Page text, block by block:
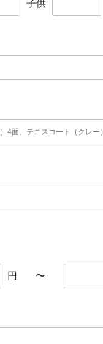
子供
円 〜